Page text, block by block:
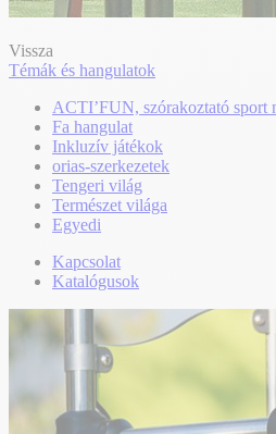
Vissza
Témák és hangulatok
ACTI’FUN, szórakoztató sport
Fa hangulat
Inkluzív játékok
orias-szerkezetek
Tengeri világ
Természet világa
Egyedi
Kapcsolat
Katalógusok